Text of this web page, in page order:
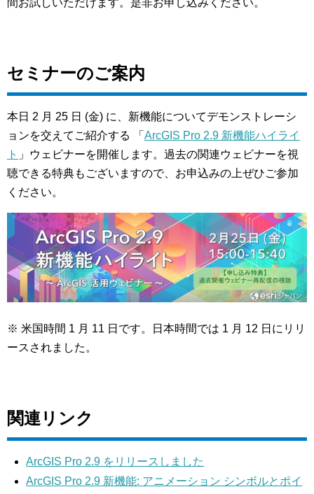
セミナーのご案内
本日 2 月 25 日 (金) に、新機能についてデモンストレーシ
ョンを交えてご紹介する 「 ArcGIS Pro 2.9 新機能ハイライ
ト 」ウェビナーを開催します。過去の関連ウェビナーを視
聴できる特典もございますので、お申込みの上ぜひご参加
ください。
※ 米国時間 1 月 11 日です。日本時間では 1 月 12 日にリリ
ースされました。
関連リンク
ArcGIS Pro 2.9 をリリースしました
ArcGIS Pro 2.9 新機能: アニメーション シンボルとポイ